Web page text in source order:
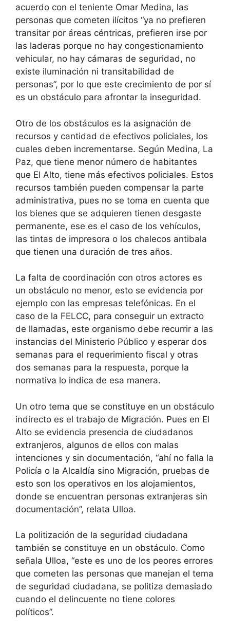
acuerdo con el teniente Omar Medina, las
personas que cometen ilícitos “ya no prefieren
transitar por áreas céntricas, prefieren irse por
las laderas porque no hay congestionamiento
vehicular, no hay cámaras de seguridad, no
existe iluminación ni transitabilidad de
personas”, por lo que este crecimiento de por sí
es un obstáculo para afrontar la inseguridad.
Otro de los obstáculos es la asignación de
recursos y cantidad de efectivos policiales, los
cuales deben incrementarse. Según Medina, La
Paz, que tiene menor número de habitantes
que El Alto, tiene más efectivos policiales. Estos
recursos también pueden compensar la parte
administrativa, pues no se toma en cuenta que
los bienes que se adquieren tienen desgaste
permanente, ese es el caso de los vehículos,
las tintas de impresora o los chalecos antibala
que tienen una duración de tres años.
La falta de coordinación con otros actores es
un obstáculo no menor, esto se evidencia por
ejemplo con las empresas telefónicas. En el
caso de la FELCC, para conseguir un extracto
de llamadas, este organismo debe recurrir a las
instancias del Ministerio Público y esperar dos
semanas para el requerimiento fiscal y otras
dos semanas para la respuesta, porque la
normativa lo indica de esa manera.
Un otro tema que se constituye en un obstáculo
indirecto es el trabajo de Migración. Pues en El
Alto se evidencia presencia de ciudadanos
extranjeros, algunos de ellos con malas
intenciones y sin documentación, “ahí no falla la
Policía o la Alcaldía sino Migración, pruebas de
esto son los operativos en los alojamientos,
donde se encuentran personas extranjeras sin
documentación”, relata Ulloa.
La politización de la seguridad ciudadana
también se constituye en un obstáculo. Como
señala Ulloa, “este es uno de los peores errores
que cometen las personas que manejan el tema
de seguridad ciudadana, se politiza demasiado
cuando el delincuente no tiene colores
políticos”.